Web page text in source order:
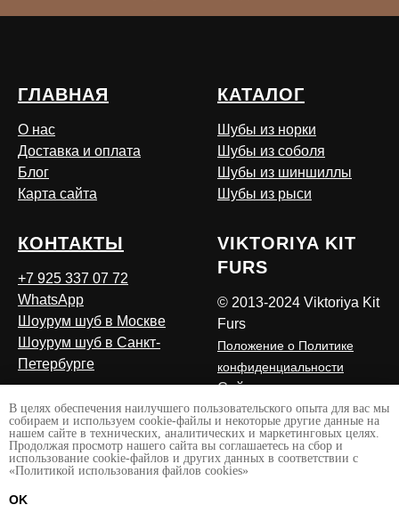
В целях обеспечения наилучшего пользовательского опыта для вас мы
собираем и используем cookie-файлы и некоторые другие данные на
нашем сайте в технических, аналитических и маркетинговых целях.
Продолжая просмотр нашего сайта вы соглашаетесь на сбор и
использование cookie-файлов и других данных в соответствии с
«Политикой использования файлов cookies»
OK
ГЛАВНАЯ
О нас
Доставка и оплата
Блог
Карта сайта
КАТАЛОГ
Шубы из норки
Шубы из соболя
Шубы из шиншиллы
Шубы из рыси
КОНТАКТЫ
+7 925 337 07 72
WhatsApp
Шоурум шуб в Москве
Шоурум шуб в Санкт-
Петербурге
VIKTORIYA KIT
FURS
© 2013-2024 Viktoriya Kit
Furs
Положение о Политике
конфиденциальности
Сайт сделан
LESQA.COM